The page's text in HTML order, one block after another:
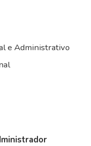
e Administrativo